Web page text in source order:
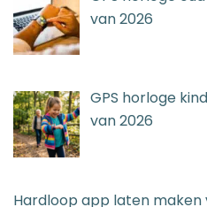
van 2026
GPS horloge
van 2026
Hardloop app laten maken